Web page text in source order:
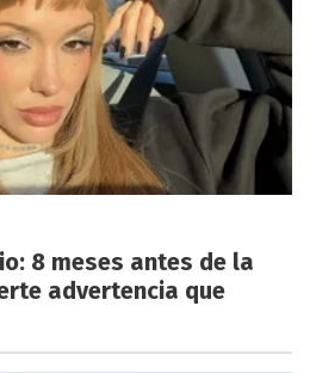
8 meses antes de la
advertencia que